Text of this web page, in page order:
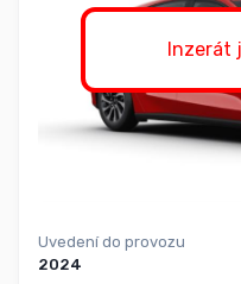
Inzerát
Uvedení do provozu
2024